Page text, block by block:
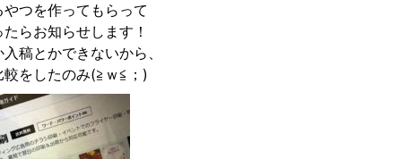
つを作ってもらって
らお知らせします！
稿とかできないから、
をしたのみ(≧︎ｗ≦︎；)